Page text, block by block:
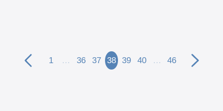
1 … 36 37 38 39 40 … 46